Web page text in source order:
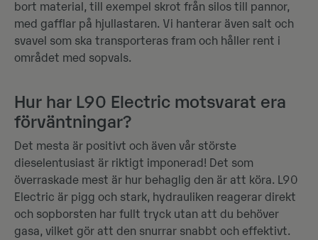
bort material, till exempel skrot från silos till pannor,
med gafflar på hjullastaren. Vi hanterar även salt och
svavel som ska transporteras fram och håller rent i
området med sopvals.
Hur har L90 Electric motsvarat era
förväntningar?
Det mesta är positivt och även vår störste
dieselentusiast är riktigt imponerad! Det som
överraskade mest är hur behaglig den är att köra. L90
Electric är pigg och stark, hydrauliken reagerar direkt
och sopborsten har fullt tryck utan att du behöver
gasa, vilket gör att den snurrar snabbt och effektivt.